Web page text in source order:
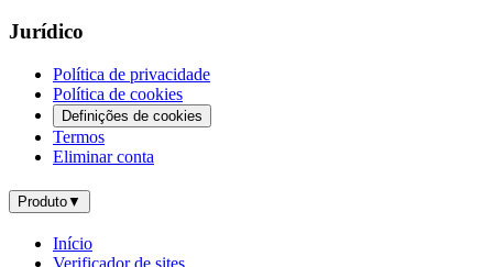
Jurídico
Política de privacidade
Política de cookies
Definições de cookies
Termos
Eliminar conta
Produto▼
Início
Verificador de sites